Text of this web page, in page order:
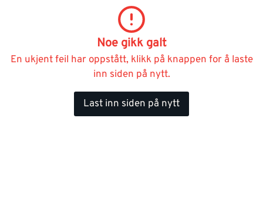
Noe gikk galt
En ukjent feil har oppstått, klikk på knappen for å laste
inn siden på nytt.
Last inn siden på nytt